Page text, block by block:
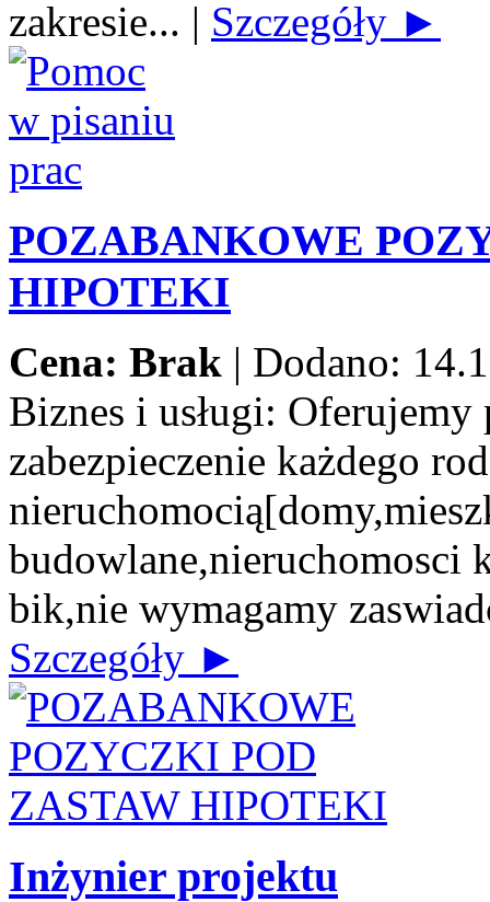
zakresie... | Szczegóły ►
POZABANKOWE
HIPOTEKI
Cena: Brak | Dodano:
Biznes i usługi: Oferujemy
zabezpieczenie każdego
budowlane,nieruchomosci
bik,nie wymagamy
Szczegóły ►
Inżynier projektu